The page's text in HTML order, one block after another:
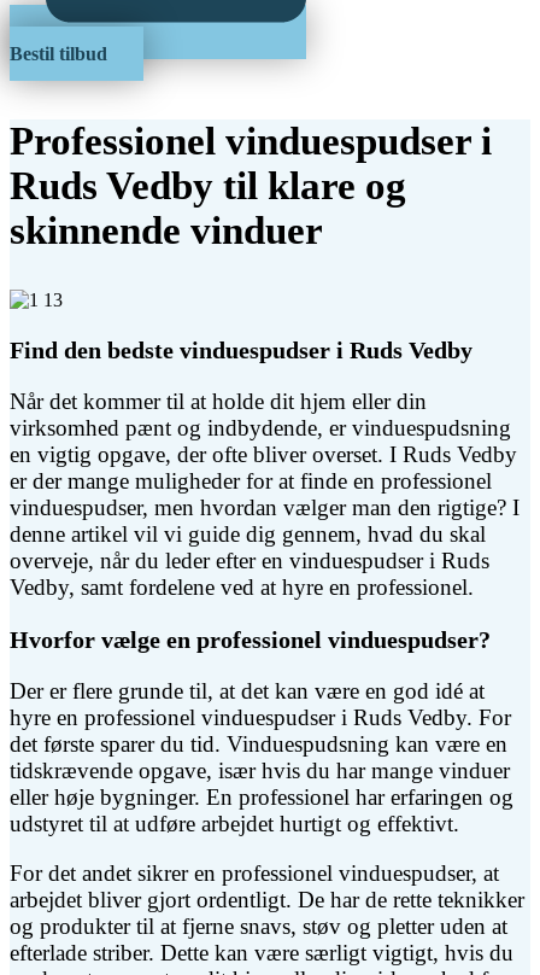
Bestil tilbud
Professionel vinduespudser i
Ruds Vedby til klare og
skinnende vinduer
Find den bedste vinduespudser i Ruds Vedby
Når det kommer til at holde dit hjem eller din
virksomhed pænt og indbydende, er vinduespudsning
en vigtig opgave, der ofte bliver overset. I Ruds Vedby
er der mange muligheder for at finde en professionel
vinduespudser, men hvordan vælger man den rigtige? I
denne artikel vil vi guide dig gennem, hvad du skal
overveje, når du leder efter en vinduespudser i Ruds
Vedby, samt fordelene ved at hyre en professionel.
Hvorfor vælge en professionel vinduespudser?
Der er flere grunde til, at det kan være en god idé at
hyre en professionel vinduespudser i Ruds Vedby. For
det første sparer du tid. Vinduespudsning kan være en
tidskrævende opgave, især hvis du har mange vinduer
eller høje bygninger. En professionel har erfaringen og
udstyret til at udføre arbejdet hurtigt og effektivt.
For det andet sikrer en professionel vinduespudser, at
arbejdet bliver gjort ordentligt. De har de rette teknikker
og produkter til at fjerne snavs, støv og pletter uden at
efterlade striber. Dette kan være særligt vigtigt, hvis du